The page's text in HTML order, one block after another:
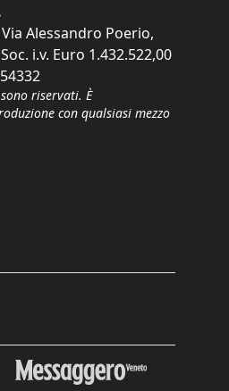
Alessandro Poerio,
i.v. Euro 1.432.522,00
riservati. È
con qualsiasi mezzo